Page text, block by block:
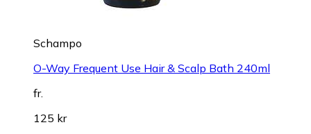
Schampo
O-Way Frequent Use Hair & Scalp Bath 240ml
fr.
125 kr